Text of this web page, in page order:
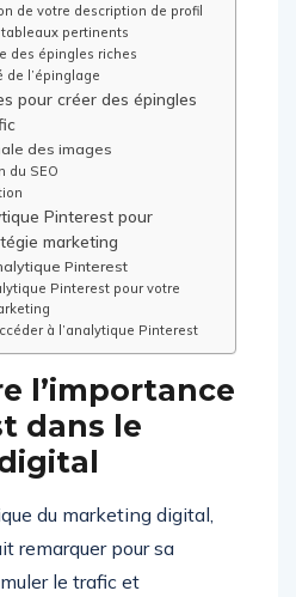
de votre description de profil
pertinents
des épingles riches
de l’épinglage
pour créer des épingles
des images
du SEO
Pinterest pour
marketing
Pinterest
Pinterest pour votre
à l’analytique Pinterest
l’importance
dans le
du marketing digital,
remarquer pour sa
le trafic et